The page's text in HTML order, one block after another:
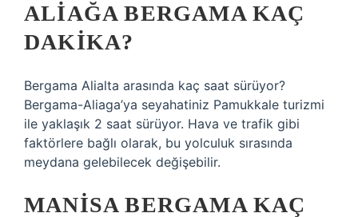
ALIAĞA BERGAMA KAÇ
DAKIKA?
Bergama Alialta arasında kaç saat sürüyor?
Bergama-Aliaga’ya seyahatiniz Pamukkale turizmi
ile yaklaşık 2 saat sürüyor. Hava ve trafik gibi
faktörlere bağlı olarak, bu yolculuk sırasında
meydana gelebilecek değişebilir.
MANISA BERGAMA KAÇ